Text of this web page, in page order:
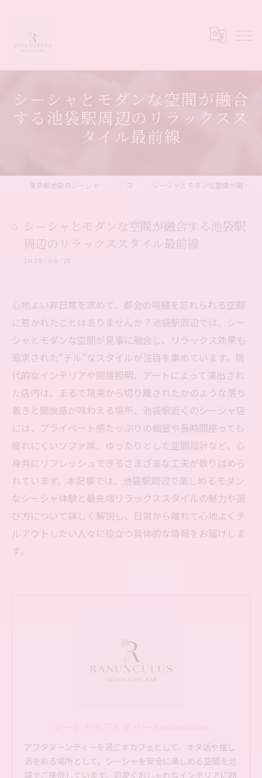
シーシャとモダンな空間が融合
する池袋駅周辺のリラックスス
タイル最前線
東京都池袋のシーシャならシーシャカフェ&バー Ranunculus コラム シーシャとモダンな空間が融合する池袋駅周辺のリラックススタイル最前線
シーシャとモダンな空間が融合する池袋駅
周辺のリラックススタイル最前線
2026/06/25
心地よい非日常を求めて、都会の喧騒を忘れられる空間
に惹かれたことはありませんか？池袋駅周辺では、シー
シャとモダンな空間が見事に融合し、リラックス効果も
追求された“チル”なスタイルが注目を集めています。現
代的なインテリアや間接照明、アートによって演出され
た店内は、まるで現実から切り離されたかのような落ち
着きと開放感が味わえる場所。池袋駅近くのシーシャ店
には、プライベート感たっぷりの個室や長時間座っても
疲れにくいソファ席、ゆったりとした空間設計など、心
身共にリフレッシュできるさまざまな工夫が散りばめら
れています。本記事では、池袋駅周辺で楽しめるモダン
なシーシャ体験と最先端リラックススタイルの魅力や選
び方について詳しく解説し、日常から離れて心地よくチ
ルアウトしたい人々に役立つ具体的な情報をお届けしま
す。
アフタヌーンティーを過ごすカフェとして、オタ活や推し
活を彩る場所として、シーシャを安全に楽しめる空間を池
袋でご提供しています。可愛くおしゃれなインテリアに囲